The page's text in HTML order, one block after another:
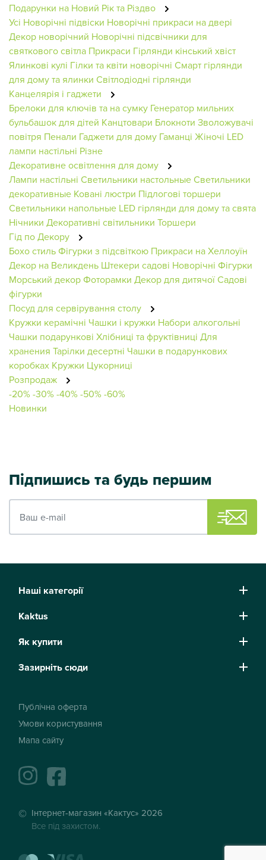
Подарунки на Новий Рік та Різдво
Усі Новорічні підвіски Новорічні прикраси на двері
Декор новорічний Новорічні підсвічники для
святкового світла Прикраси Гірлянди кінський хвіст
Ялинкові кулі Гілки та квіти новорічні Смарт гірлянди
для дому та ялинки Світлодіодні гірлянди
Канцелярія і гаджети
Брелоки для ключів та на сумку Генератор мильних
бульбашок для дітей Канцтовари Блокноти Зволожувачі
повітря Пенали Гаджети для дому Гаманці Жіночі LED
лампи настільні Різне
Декоративне освітлення для дому
Лампи настільні Светильники настольныеСветильники
декоративные Ковані люстри Підлогові торшери
Светильники напольные LED гірлянди для дому та свята
Нічники Декоративні світильники Торшери
Гід по Декору
Бохо стильФігурки з підсвіткою Прикраси на Хеллоуїн
Декор на Великдень Штекери садові Новорічні Фігурки
Морський декорФоторамки Декор для дитячоїСадові
фігурки
Посуд для сервірування столу
Кружки керамічні Чашки і кружки Набори алкогольні
Чашки подарункові Хлібниці та фруктівниці Для
хранения Тарілки десертні Чашки в подарункових
коробках Кружки Цукорниці
Розпродаж
-20%-30%-40%-50%-60%
Новинки
Підпишись та будь першим
Наші категорії
Kaktus
Як купити
Зазирніть сюди
Публічна оферта
Умови користування
Мапа сайту
instagramfacebook
Інтернет-магазин «Кактус» 2026
Все під захистом.